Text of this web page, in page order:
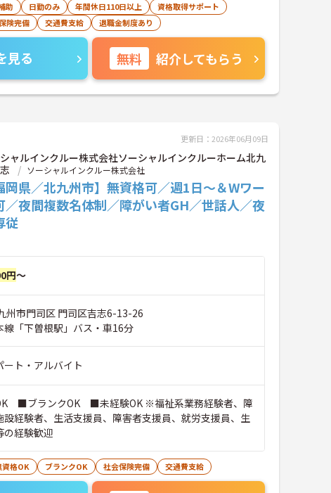
助 日勤のみ 年間休日110日以上
資格取得サポート
険完備 交通費支給 退職金制度あり
見る 無料 紹介してもらう
更新日：2026年06月09日
ャルインクルー株式会社ソーシャルインクルーホーム北九
ソーシャルインクルー株式会社
岡県／北九州市】無資格可／週1日～＆Wワー
／夜間複数名体制／障がい者GH／世話人／夜
従
円～
州市門司区 門司区吉志6-13-26
線「下曽根駅」バス・車16分
ート・アルバイト
■ブランクOK ■未経験OK ※福祉系業務経験者、障
設経験者、生活支援員、障害者支援員、就労支援員、生
の経験歓迎
資格OK ブランクOK 社会保険完備 交通費支給